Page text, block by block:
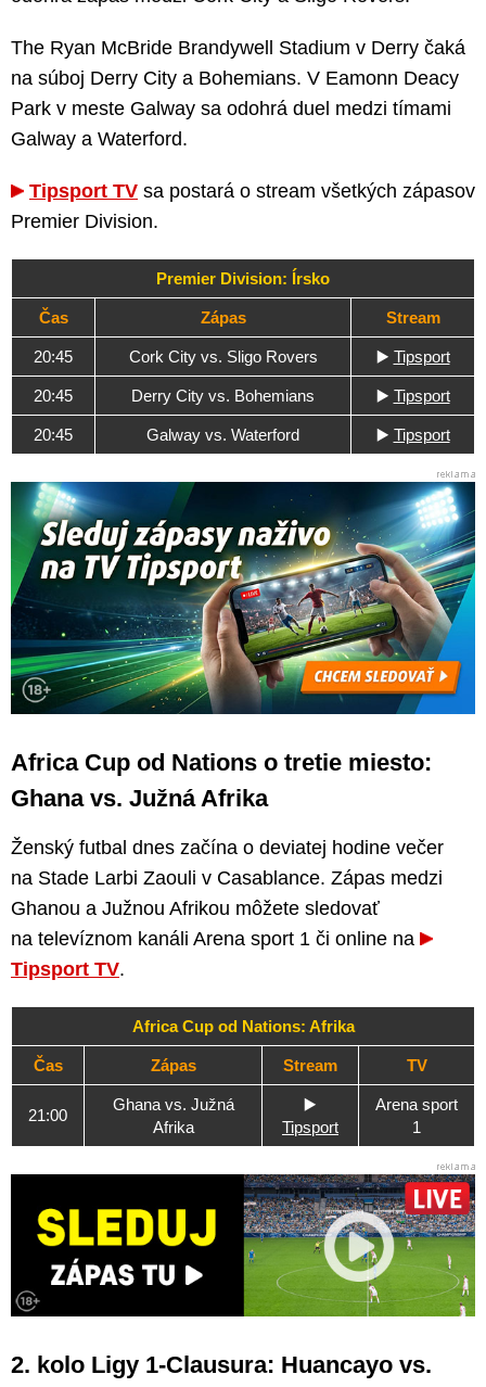
The Ryan McBride Brandywell Stadium v Derry čaká
na súboj Derry City a Bohemians. V Eamonn Deacy
Park v meste Galway sa odohrá duel medzi tímami
Galway a Waterford.
Tipsport TV sa postará o stream všetkých zápasov
Premier Division.
Premier Division: Írsko
Čas Zápas Stream
20:45 Cork City vs. Sligo Rovers ▶️ Tipsport
20:45 Derry City vs. Bohemians ▶️ Tipsport
20:45 Galway vs. Waterford ▶️ Tipsport
Africa Cup od Nations o tretie miesto:
Ghana vs. Južná Afrika
Ženský futbal dnes začína o deviatej hodine večer
na Stade Larbi Zaouli v Casablance. Zápas medzi
Ghanou a Južnou Afrikou môžete sledovať
na televíznom kanáli Arena sport 1 či online na
Tipsport TV.
Africa Cup od Nations: Afrika
Čas Zápas Stream TV
21:00
Ghana vs. Južná
Afrika
▶️
Tipsport
Arena sport
1
2. kolo Ligy 1-Clausura: Huancayo vs.